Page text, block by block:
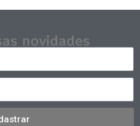
novidades